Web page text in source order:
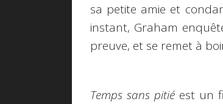
sa petite amie et
instant, Graham
preuve, et se remet à
Temps sans pitié est un